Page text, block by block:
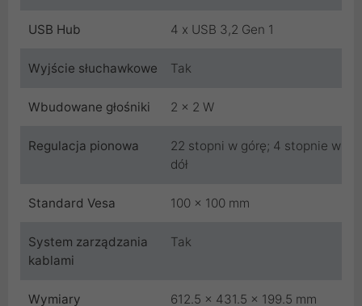
USB Hub 4 x USB 3,2 Gen 1
Wyjście słuchawkowe Tak
Wbudowane głośniki 2 x 2 W
Regulacja pionowa
22 stopni w górę; 4 stopnie w
dół
Standard Vesa 100 x 100 mm
System zarządzania
kablami
Tak
Wymiary 612.5 x 431.5 x 199.5 mm